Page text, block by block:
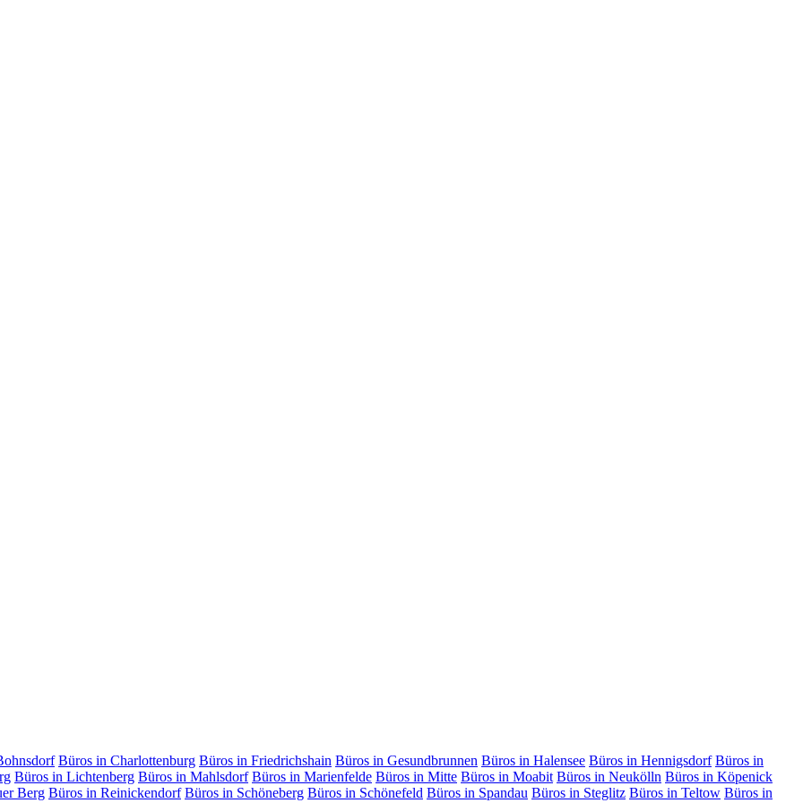
Büros in Charlottenburg Büros in Friedrichshain Büros in Gesundbrunnen Büros in Halensee Büros in Hennigsdorf Büros in
Büros in Lichtenberg Büros in Mahlsdorf Büros in Marienfelde Büros in Mitte Büros in Moabit Büros in Neukölln Büros in Köpenick
Berg Büros in Reinickendorf Büros in Schöneberg Büros in Schönefeld Büros in Spandau Büros in Steglitz Büros in Teltow Büros in